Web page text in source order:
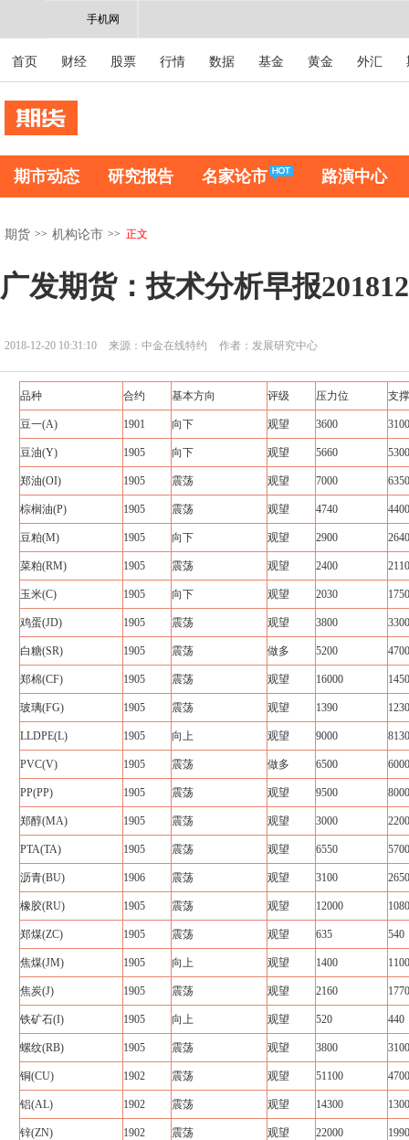
手机网
首页 财经 股票 行情 数据 基金 黄金 外汇
期市动态 研究报告 名家论市 路演中心
期货 >> 机构论市 >> 正文
广发期货：技术分析早报
2018-12-20 10:31:10 来源：中金在线特约 作者：发展研究中心
品种 合约 基本方向 评级 压力位 支
豆一(A) 1901 向下 观望 3600 3100
豆油(Y) 1905 向下 观望 5660 5300
郑油(OI) 1905 震荡 观望 7000 6350
棕榈油(P) 1905 震荡 观望 4740 4400
豆粕(M) 1905 向下 观望 2900 2640
菜粕(RM) 1905 震荡 观望 2400 2110
玉米(C) 1905 向下 观望 2030 1750
鸡蛋(JD) 1905 震荡 观望 3800 3300
白糖(SR) 1905 震荡 做多 5200 4700
郑棉(CF) 1905 震荡 观望 16000
玻璃(FG) 1905 震荡 观望 1390 1230
LLDPE(L) 1905 向上 观望 9000 8130
PVC(V) 1905 震荡 做多 6500 6000
PP(PP) 1905 震荡 观望 9500 8000
郑醇(MA) 1905 震荡 观望 3000 2200
PTA(TA) 1905 震荡 观望 6550 5700
沥青(BU) 1906 震荡 观望 3100 2650
橡胶(RU) 1905 震荡 观望 12000
郑煤(ZC) 1905 震荡 观望 635 540
焦煤(JM) 1905 向上 观望 1400 1100
焦炭(J) 1905 震荡 观望 2160 1770
铁矿石(I) 1905 向上 观望 520 440
螺纹(RB) 1905 震荡 观望 3800 3100
铜(CU) 1902 震荡 观望 51100
铝(AL) 1902 震荡 观望 14300
锌(ZN) 1902 震荡 观望 22000